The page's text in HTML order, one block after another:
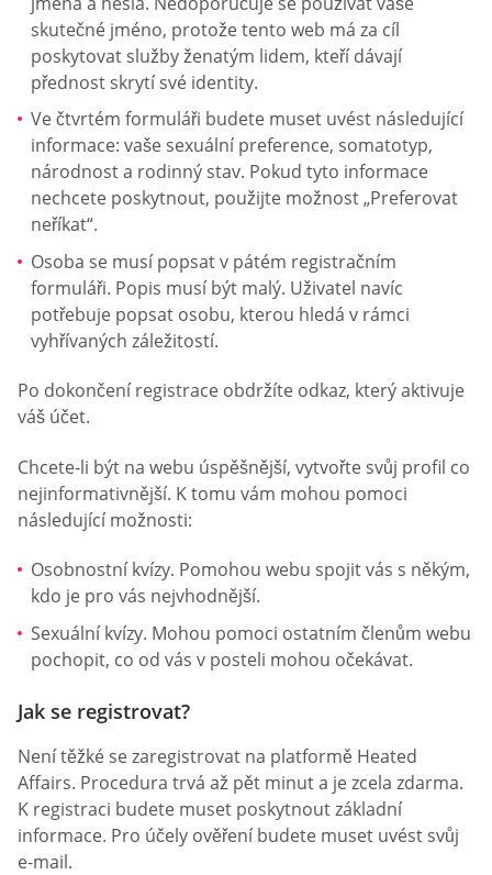
skutečné jméno, protože tento web má za cíl
poskytovat služby ženatým lidem, kteří dávají
přednost skrytí své identity.
Ve čtvrtém formuláři budete muset uvést následující
informace: vaše sexuální preference, somatotyp,
národnost a rodinný stav. Pokud tyto informace
nechcete poskytnout, použijte možnost „Preferovat
neříkat“.
Osoba se musí popsat v pátém registračním
formuláři. Popis musí být malý. Uživatel navíc
potřebuje popsat osobu, kterou hledá v rámci
vyhřívaných záležitostí.
Po dokončení registrace obdržíte odkaz, který aktivuje
váš účet.
Chcete-li být na webu úspěšnější, vytvořte svůj profil co
nejinformativnější. K tomu vám mohou pomoci
následující možnosti:
Osobnostní kvízy. Pomohou webu spojit vás s někým,
kdo je pro vás nejvhodnější.
Sexuální kvízy. Mohou pomoci ostatním členům webu
pochopit, co od vás v posteli mohou očekávat.
Jak se registrovat?
Není těžké se zaregistrovat na platformě Heated
Affairs. Procedura trvá až pět minut a je zcela zdarma.
K registraci budete muset poskytnout základní
informace. Pro účely ověření budete muset uvést svůj
e-mail.